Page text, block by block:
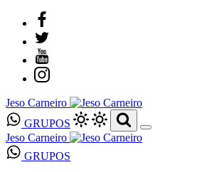
Jeso Carneiro
GRUPOS
Jeso Carneiro
GRUPOS